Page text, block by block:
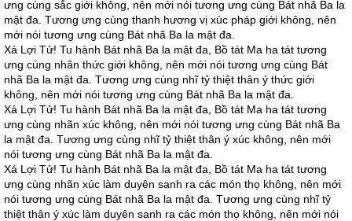
ưng cùng sắc giới không, nên mới nói tương ưng cùng Bát nhã Ba la
mật đa. Tương ưng cùng thanh hương vị xúc pháp giới không, nên
mới nói tương ưng cùng Bát nhã Ba la mật đa.
Xá Lợi Tử! Tu hành Bát nhã Ba la mật đa, Bồ tát Ma ha tát tương
ưng cùng nhãn thức giới không, nên mới nói tương ưng cùng Bát
nhã Ba la mật đa. Tương ưng cùng nhĩ tỷ thiệt thân ý thức giới
không, nên mới nói tương ưng cùng Bát nhã Ba la mật đa.
Xá Lợi Tử! Tu hành Bát nhã Ba la mật đa, Bồ tát Ma ha tát tương
ưng cùng nhãn xúc không, nên mới nói tương ưng cùng Bát nhã Ba
la mật đa. Tương ưng cùng nhĩ tỷ thiệt thân ý xúc không, nên mới
nói tương ưng cùng Bát nhã Ba la mật đa.
Xá Lợi Tử! Tu hành Bát nhã Ba la mật đa, Bồ tát Ma ha tát tương
ưng cùng nhãn xúc làm duyên sanh ra các món thọ không, nên mới
nói tương ưng cùng Bát nhã Ba la mật đa. Tương ưng cùng nhĩ tỷ
thiệt thân ý xúc làm duyên sanh ra các món thọ không, nên mới nói